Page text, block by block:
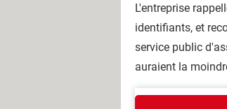
L'entreprise
identifiants, et
service public
auraient la